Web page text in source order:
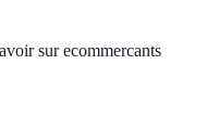
sur ecommercants